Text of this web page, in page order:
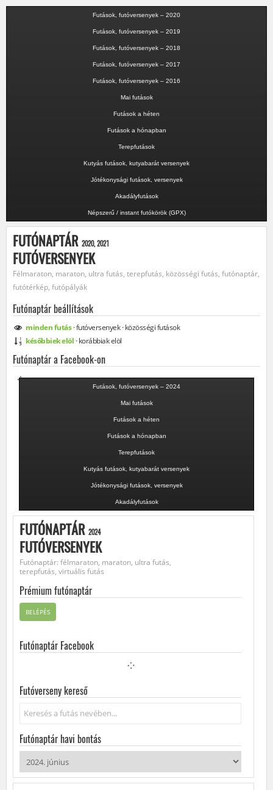
Futások, futóversenyek – 2020
Futások, futóversenyek – 2019
Futások, futóversenyek – 2018
Futások, futóversenyek – 2017
Futások, futóversenyek – 2016
Mai futások
Futások a héten
Futások a hónapban
Terepfutások
Kutyás futások, kutyabarát versenyek
Jótékonysági futások, versenyek
Akadályfutások
Népszerű / instant futókörök (GPX)
FUTÓNAPTÁR 2020, 2021
FUTÓVERSENYEK
Félmaraton, maraton, ultra futás, terepfutás, közösségi futás, futónaptár,
futótérkép, futópályák
Futónaptár beállítások
mindenfutás·futóversenyek·közösségifutások
későbbiek elöl ·korábbiak elöl
Futónaptár a Facebook-on
Futások, futóversenyek – 2024
Mai futások
Futások a héten
Futások a hónapban
Terepfutások
Kutyás futások, kutyabarát versenyek
Jótékonysági futások, versenyek
Akadályfutások
FUTÓNAPTÁR 2024
FUTÓVERSENYEK
Futónaptár: félmaraton, maraton, ultra futás,
terepfutás, virtuális futás
Prémium futónaptár
BELÉPÉS
Futónaptár Facebook
Futóverseny kereső
Keresés...
Futónaptár havi bontás